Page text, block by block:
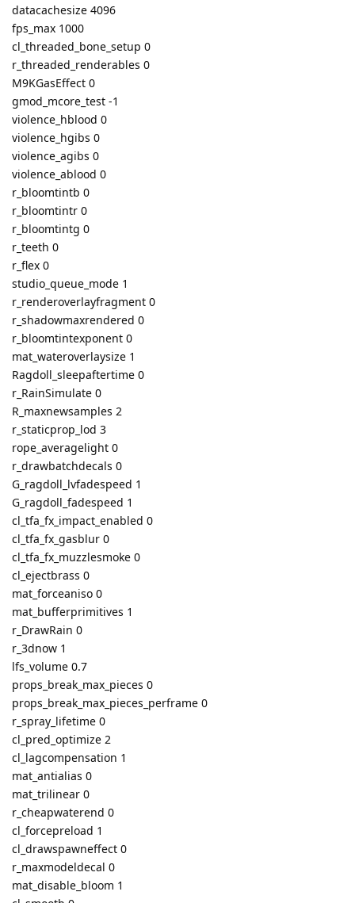
datacachesize 4096
fps_max 1000
cl_threaded_bone_setup 0
r_threaded_renderables 0
M9KGasEffect 0
gmod_mcore_test -1
violence_hblood 0
violence_hgibs 0
violence_agibs 0
violence_ablood 0
r_bloomtintb 0
r_bloomtintr 0
r_bloomtintg 0
r_teeth 0
r_flex 0
studio_queue_mode 1
r_renderoverlayfragment 0
r_shadowmaxrendered 0
r_bloomtintexponent 0
mat_wateroverlaysize 1
Ragdoll_sleepaftertime 0
r_RainSimulate 0
R_maxnewsamples 2
r_staticprop_lod 3
rope_averagelight 0
r_drawbatchdecals 0
G_ragdoll_lvfadespeed 1
G_ragdoll_fadespeed 1
cl_tfa_fx_impact_enabled 0
cl_tfa_fx_gasblur 0
cl_tfa_fx_muzzlesmoke 0
cl_ejectbrass 0
mat_forceaniso 0
mat_bufferprimitives 1
r_DrawRain 0
r_3dnow 1
lfs_volume 0.7
props_break_max_pieces 0
props_break_max_pieces_perframe 0
r_spray_lifetime 0
cl_pred_optimize 2
cl_lagcompensation 1
mat_antialias 0
mat_trilinear 0
r_cheapwaterend 0
cl_forcepreload 1
cl_drawspawneffect 0
r_maxmodeldecal 0
mat_disable_bloom 1